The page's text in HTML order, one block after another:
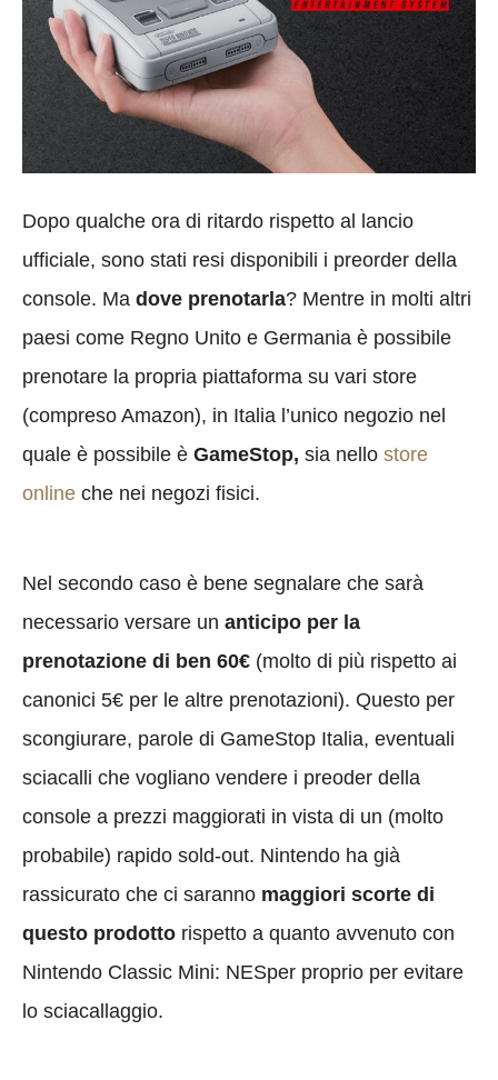
Dopo qualche ora di ritardo rispetto al lancio
ufficiale, sono stati resi disponibili i preorder della
console. Ma dove prenotarla? Mentre in molti altri
paesi come Regno Unito e Germania è possibile
prenotare la propria piattaforma su vari store
(compreso Amazon), in Italia l’unico negozio nel
quale è possibile è GameStop, sia nello store
online che nei negozi fisici.
Nel secondo caso è bene segnalare che sarà
necessario versare un anticipo per la
prenotazione di ben 60€ (molto di più rispetto ai
canonici 5€ per le altre prenotazioni). Questo per
scongiurare, parole di GameStop Italia, eventuali
sciacalli che vogliano vendere i preoder della
console a prezzi maggiorati in vista di un (molto
probabile) rapido sold-out. Nintendo ha già
rassicurato che ci saranno maggiori scorte di
questo prodotto rispetto a quanto avvenuto con
Nintendo Classic Mini: NESper proprio per evitare
lo sciacallaggio.